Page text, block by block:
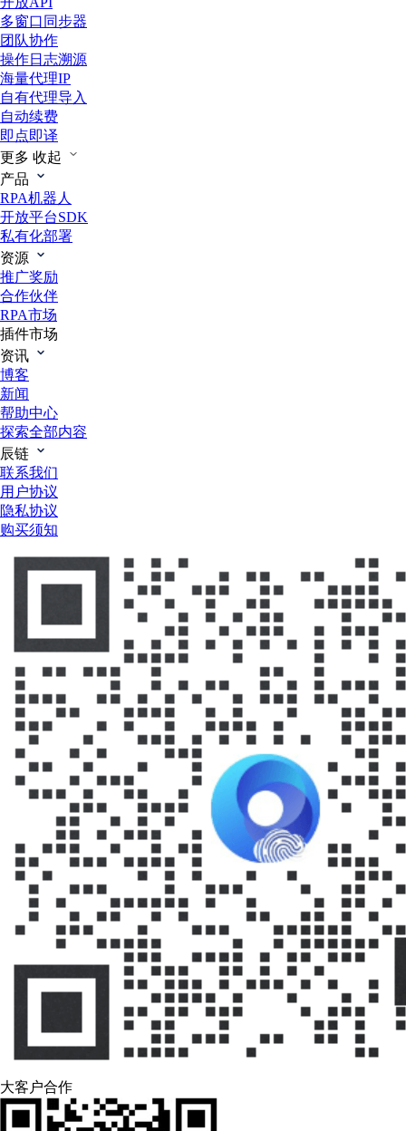
多窗口同步器
团队协作
操作日志溯源
海量代理IP
自有代理导入
自动续费
即点即译
更多 收起
产品
RPA机器人
开放平台SDK
私有化部署
资源
推广奖励
合作伙伴
RPA市场
插件市场
资讯
博客
新闻
帮助中心
探索全部内容
辰链
联系我们
用户协议
隐私协议
购买须知
大客户合作